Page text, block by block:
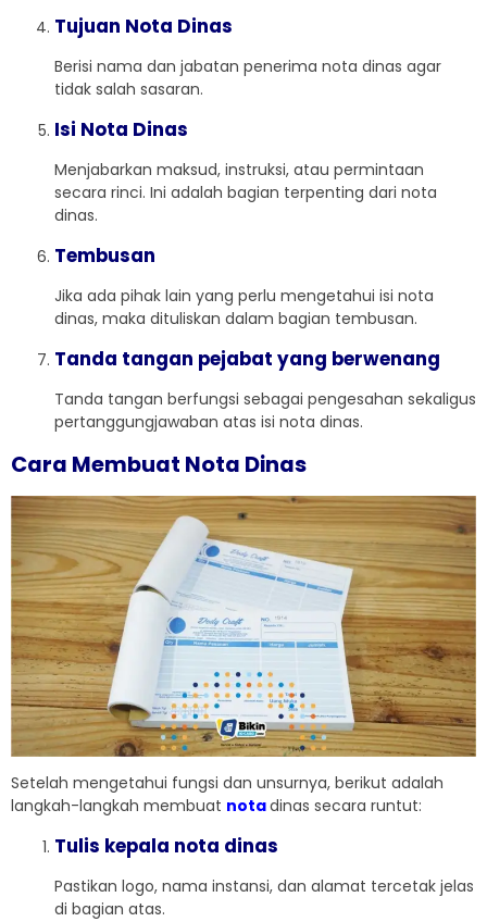
Tujuan Nota Dinas
Berisi nama dan jabatan penerima nota dinas agar
tidak salah sasaran.
Isi Nota Dinas
Menjabarkan maksud, instruksi, atau permintaan
secara rinci. Ini adalah bagian terpenting dari nota
dinas.
Tembusan
Jika ada pihak lain yang perlu mengetahui isi nota
dinas, maka dituliskan dalam bagian tembusan.
Tanda tangan pejabat yang berwenang
Tanda tangan berfungsi sebagai pengesahan sekaligus
pertanggungjawaban atas isi nota dinas.
Cara Membuat Nota Dinas
Setelah mengetahui fungsi dan unsurnya, berikut adalah
langkah-langkah membuat notadinas secara runtut:
Tulis kepala nota dinas
Pastikan logo, nama instansi, dan alamat tercetak jelas
di bagian atas.